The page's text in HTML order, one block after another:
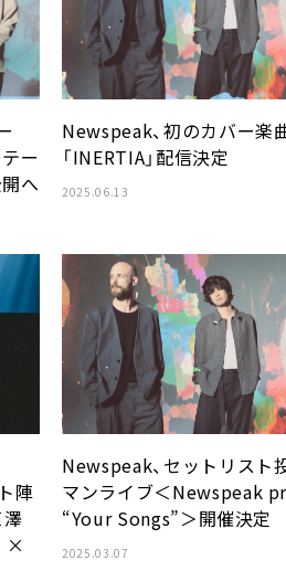
ー
へ
Newspeak、初のカバー楽
「INERTIA」配信決定
2025.06.13
陣
×
Newspeak、セットリスト
マンライブ＜Newspeak
“Your Songs”＞開催決定
2025.03.07